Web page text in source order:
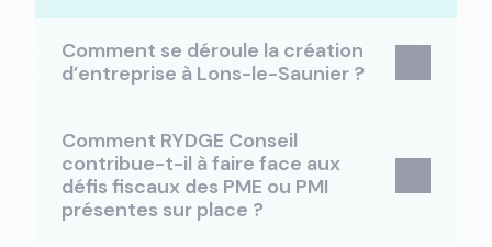
Comment se déroule la création
d’entreprise à Lons-le-Saunier ?
Comment RYDGE Conseil
contribue-t-il à faire face aux
défis fiscaux des PME ou PMI
présentes sur place ?